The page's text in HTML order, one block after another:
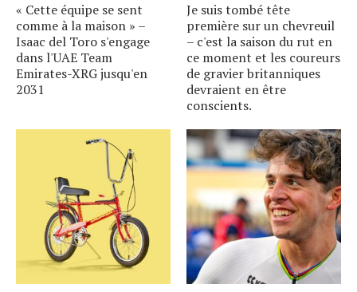
« Cette équipe se sent
comme à la maison » –
Isaac del Toro s'engage
dans l'UAE Team
Emirates-XRG jusqu'en
2031
Je suis tombé tête
première sur un chevreuil
– c'est la saison du rut en
ce moment et les coureurs
de gravier britanniques
devraient en être
conscients.